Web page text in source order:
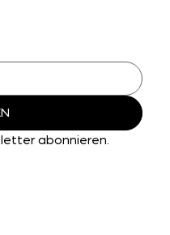
abonnieren.